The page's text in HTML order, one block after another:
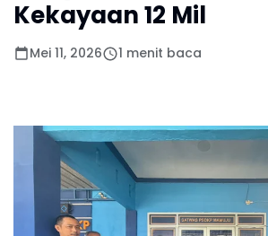
Kekayaan 12 Mil
Mei 11, 2026 1 menit baca